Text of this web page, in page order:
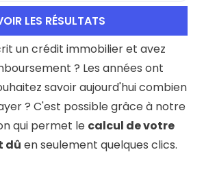
un crédit immobilier et avez
? Les années ont
savoir aujourd'hui combien
? C'est possible grâce à notre
qui permet le calcul de votre
dû en seulement quelques clics.
LES RÉSULTATS